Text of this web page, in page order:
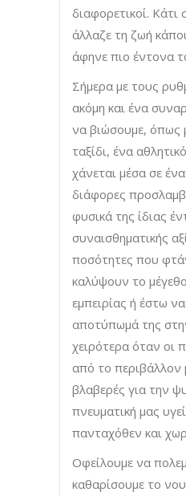
διαφορετικοί. Κάτι
άλλαζε τη ζωή
άφηνε πιο έντονα
Σήμερα με τους
ακόμη και ένα
να βιώσουμε, όπως
ταξίδι, ένα
χάνεται μέσα σε
διάφορες
φυσικά της ίδιας
συναισθηματικής
ποσότητες που
καλύψουν το
εμπειρίας ή έστω
αποτύπωμά της
χειρότερα όταν οι
από το περιβάλλον
βλαβερές για την
πνευματική μας
πανταχόθεν και
Οφείλουμε να
καθαρίσουμε το